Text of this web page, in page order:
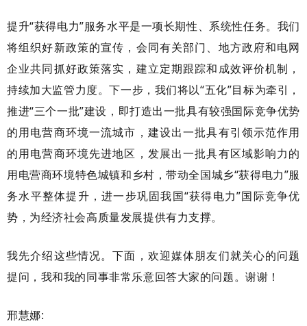
提升“获得电力”服务水平是一项长期性、系统性任务。我们
将组织好新政策的宣传，会同有关部门、地方政府和电网
企业共同抓好政策落实，建立定期跟踪和成效评价机制，
持续加大监管力度。下一步，我们将以“五化”目标为牵引，
推进“三个一批”建设，即打造出一批具有较强国际竞争优势
的用电营商环境一流城市，建设出一批具有引领示范作用
的用电营商环境先进地区，发展出一批具有区域影响力的
用电营商环境特色城镇和乡村，带动全国城乡“获得电力”服
务水平整体提升，进一步巩固我国“获得电力”国际竞争优
势，为经济社会高质量发展提供有力支撑。
我先介绍这些情况。下面，欢迎媒体朋友们就关心的问题
提问，我和我的同事非常乐意回答大家的问题。谢谢！
邢慧娜: